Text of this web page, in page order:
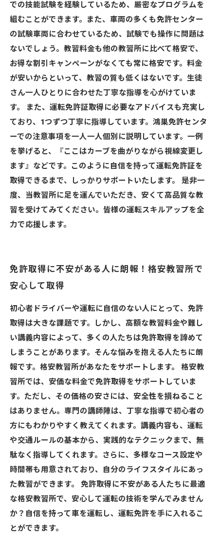
での技能試験を経験しているため、厳密なプログラムを
組むことができます。また、車両の多くも免許センター
の試験車両に合わせているため、試験でも操作に問題は
ないでしょう。教習料金も他の教習所に比べて格安で、
お得な割引キャンペーンがなくても常に格安です。料金
が安いからといって、教習の質も低くはないです。生徒
さん一人ひとりに合わせた丁寧な指導を心がけていま
す。 また、運転免許証取得に必要なアドバイスも充実し
ており、1つずつ丁寧に指導しています。鴻巣免許センタ
ーでの注意事項を一人一人個別に説明しています。一例
を挙げると、『ここはカーブを曲がりながら視線変更し
ます』などです。このように自信を持って運転免許証を
取得できるまで、しっかりサポートいたします。 是非一
度、当教習所に足を運んでいただき、安くて高品質な教
習を受けてみてください。皆様の運転スキルアップを全
力で応援します。
免許取得に不安がある人に朗報！格安教習所で
安心して取得
初心者ドライバーや運転に自信のない人にとって、免許
取得は大きな課題です。しかし、高額な教習料金や難し
い講義内容によって、多くの人たちは免許取得を諦めて
しまうことがあります。そんな悩みを抱える人たちに朗
報です。格安教習所があなたをサポートします。 格安教
習所では、安価な料金で免許取得をサポートしていま
す。ただし、その価格の安さには、安全性を損ねること
はありません。専門の講師陣は、丁寧な指導で初心者の
方にもわかりやすく教えてくれます。講義内容も、運転
や交通ルールの基本から、実践的なテクニックまで、無
駄なく指導してくれます。さらに、多様なコース設定や
時間帯も用意されており、自分のライフスタイルにあっ
た教習ができます。 免許取得に不安がある人たちに最適
な格安教習所で、安心して運転の技術を学んでみません
か？自信を持って車を運転し、運転免許を手に入れるこ
とができます。